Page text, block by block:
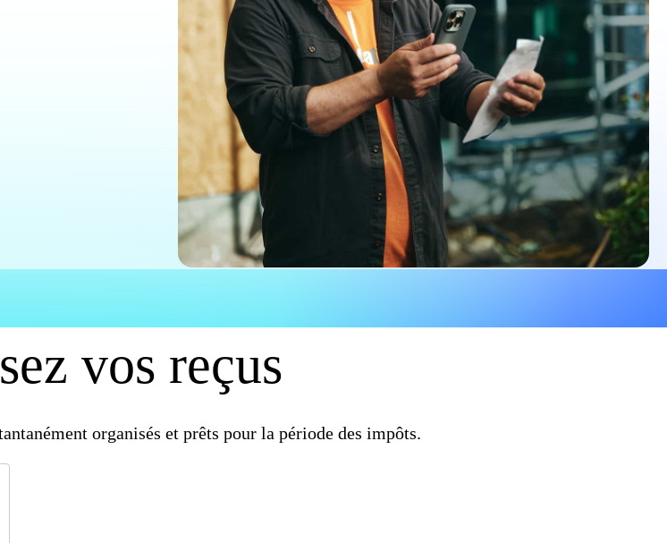
vos reçus
organisés et prêts pour la période des impôts.